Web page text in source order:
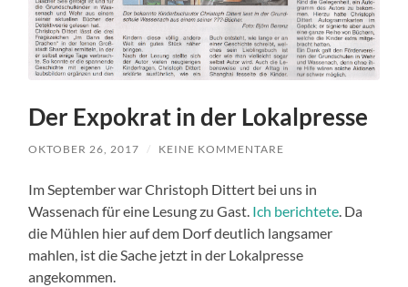
Der Expokrat in der Lokalpresse
OKTOBER 26, 2017 / KEINE KOMMENTARE
Im September war Christoph Dittert bei uns in
Wassenach für eine Lesung zu Gast. Ich berichtete. Da
die Mühlen hier auf dem Dorf deutlich langsamer
mahlen, ist die Sache jetzt in der Lokalpresse
angekommen.